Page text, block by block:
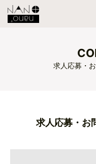
求人応募・
求人応募・お